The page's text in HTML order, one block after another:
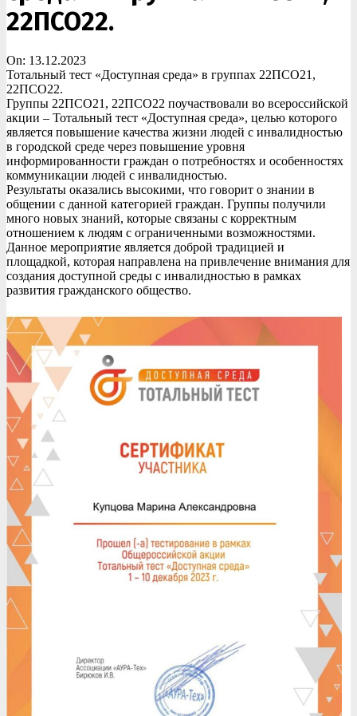
22ПСО22.
On: 13.12.2023
Тотальный тест «Доступная среда» в группах 22ПСО21,
22ПСО22.
Группы 22ПСО21, 22ПСО22 поучаствовали во всероссийской
акции – Тотальный тест «Доступная среда», целью которого
является повышение качества жизни людей с инвалидностью
в городской среде через повышение уровня
информированности граждан о потребностях и особенностях
коммуникации людей с инвалидностью.
Результаты оказались высокими, что говорит о знании в
общении с данной категорией граждан. Группы получили
много новых знаний, которые связаны с корректным
отношением к людям с ограниченными возможностями.
Данное мероприятие является доброй традицией и
площадкой, которая направлена на привлечение внимания для
создания доступной среды с инвалидностью в рамках
развития гражданского общество.